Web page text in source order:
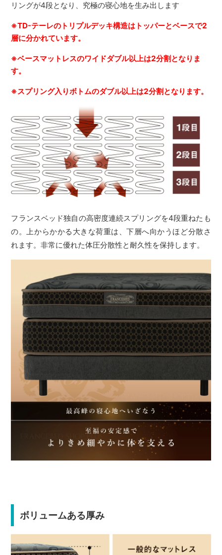
リングが4段となり、究極の寝心地を生み出します
※TD-テーレのトリプルデッキ構造はトッパーとベースで2
層に分かれています。
※ベースマットレスのワイドダブル以上は2分割となりま
す。
※スプリング入りボトムのダブル以上は2分割となります。
フランスベッド独自の高密度連続スプリングを4段重ねたも
の。上からかかる大きな荷重は、下層へ向かうほど分散さ
れます。非常に優れた体圧分散性と耐久性を保持します。
ボリュームある厚み